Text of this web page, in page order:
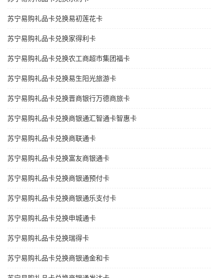
苏宁易购礼品卡兑换易初莲花卡
苏宁易购礼品卡兑换家得利卡
苏宁易购礼品卡兑换农工商超市集团福卡
苏宁易购礼品卡兑换易生阳光旅游卡
苏宁易购礼品卡兑换晋商银行万德商旅卡
苏宁易购礼品卡兑换商银通汇智通卡智惠卡
苏宁易购礼品卡兑换商联通卡
苏宁易购礼品卡兑换富友商银通卡
苏宁易购礼品卡兑换商银通预付卡
苏宁易购礼品卡兑换商银通乐支付卡
苏宁易购礼品卡兑换申城通卡
苏宁易购礼品卡兑换瑞得卡
苏宁易购礼品卡兑换商银通金和卡